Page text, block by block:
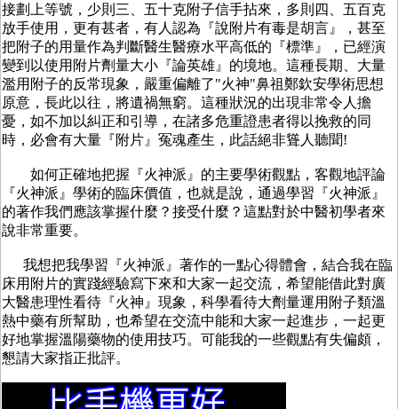
接劃上等號，少則三、五十克附子信手拈來，多則四、五百克
放手使用，更有甚者，有人認為『說附片有毒是胡言』，甚至
把附子的用量作為判斷醫生醫療水平高低的『標準』，已經演
變到以使用附片劑量大小『論英雄』的境地。這種長期、大量
濫用附子的反常現象，嚴重偏離了"火神"鼻祖鄭欽安學術思想
原意，長此以往，將遺禍無窮。這種狀況的出現非常令人擔
憂，如不加以糾正和引導，在諸多危重證患者得以挽救的同
時，必會有大量『附片』冤魂產生，此話絕非聳人聽聞!
如何正確地把握『火神派』的主要學術觀點，客觀地評論
『火神派』學術的臨床價值，也就是說，通過學習『火神派』
的著作我們應該掌握什麼？接受什麼？這點對於中醫初學者來
說非常重要。
我想把我學習『火神派』著作的一點心得體會，結合我在臨
床用附片的實踐經驗寫下來和大家一起交流，希望能借此對廣
大醫患理性看待『火神』現象，科學看待大劑量運用附子類溫
熱中藥有所幫助，也希望在交流中能和大家一起進步，一起更
好地掌握溫陽藥物的使用技巧。可能我的一些觀點有失偏頗，
懇請大家指正批評。